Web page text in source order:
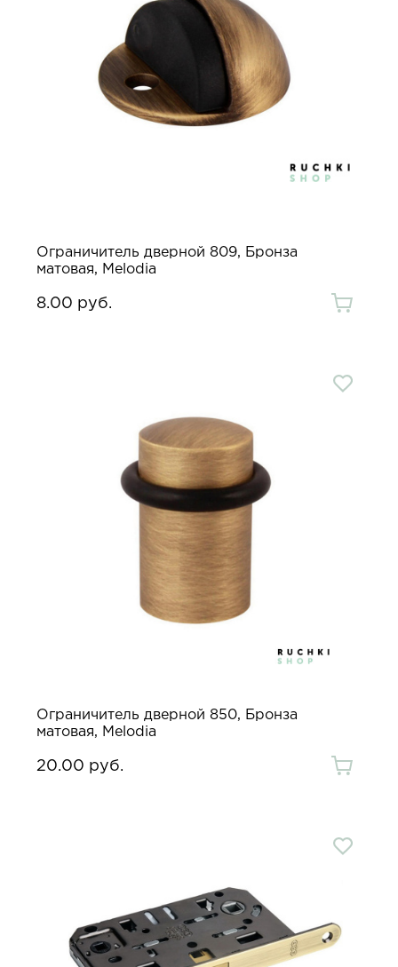
Ограничитель дверной 809, Бронза
матовая, Melodia
8.00 руб.
Ограничитель дверной 850, Бронза
матовая, Melodia
20.00 руб.